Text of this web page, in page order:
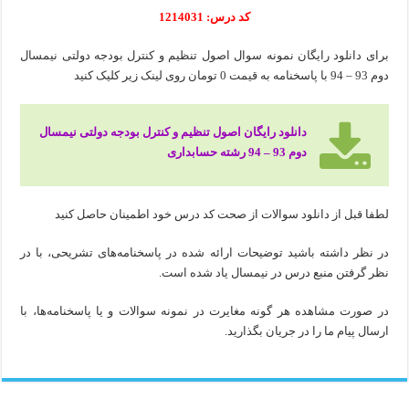
کد درس: 1214031
برای دانلود رایگان نمونه سوال اصول تنظیم و کنترل بودجه دولتی نیمسال
دوم 93 – 94 با پاسخنامه به قیمت 0 تومان روی لینک زیر کلیک کنید
دانلود رایگان اصول تنظیم و کنترل بودجه دولتی نیمسال
دوم 93 – 94 رشته حسابداری
لطفا قبل از دانلود سوالات از صحت کد درس خود اطمینان حاصل کنید
در نظر داشته باشید توضیحات ارائه شده در پاسخنامه‌های تشریحی، با در
نظر گرفتن منبع درس در نیمسال یاد شده است.
در صورت مشاهده هر گونه مغایرت در نمونه سوالات و یا پاسخنامه‌ها، با
ارسال پیام ما را در جریان بگذارید.